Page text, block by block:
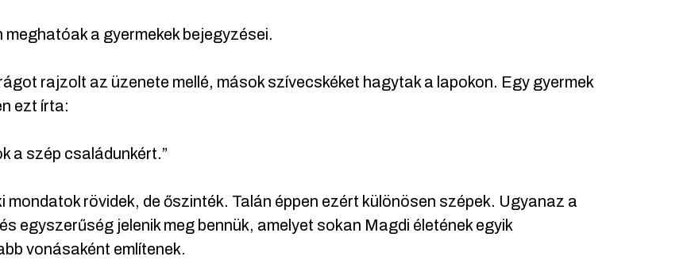
meghatóak a gyermekek bejegyzései.
rajzolt az üzenete mellé, mások szívecskéket hagytak a lapokon. Egy gyermek
ezt írta:
a szép családunkért.”
mondatok rövidek, de őszinték. Talán éppen ezért különösen szépek. Ugyanaz a
egyszerűség jelenik meg bennük, amelyet sokan Magdi életének egyik
vonásaként említenek.